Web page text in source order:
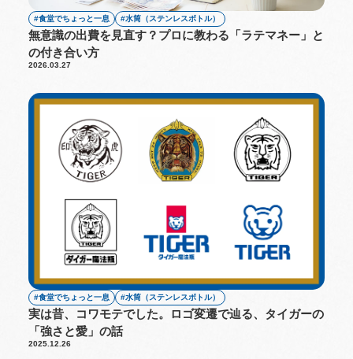
食堂でちょっと一息 水筒（ステンレスボトル）
無意識の出費を見直す？プロに教わる「ラテマネー」と
の付き合い方
2026.03.27
食堂でちょっと一息 水筒（ステンレスボトル）
実は昔、コワモテでした。ロゴ変遷で辿る、タイガーの
「強さと愛」の話
2025.12.26